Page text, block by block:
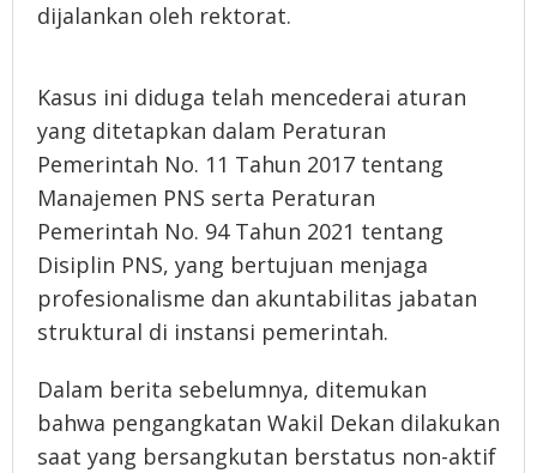
dijalankan oleh rektorat.
Kasus ini diduga telah mencederai aturan
yang ditetapkan dalam Peraturan
Pemerintah No. 11 Tahun 2017 tentang
Manajemen PNS serta Peraturan
Pemerintah No. 94 Tahun 2021 tentang
Disiplin PNS, yang bertujuan menjaga
profesionalisme dan akuntabilitas jabatan
struktural di instansi pemerintah.
Dalam berita sebelumnya, ditemukan
bahwa pengangkatan Wakil Dekan dilakukan
saat yang bersangkutan berstatus non-aktif